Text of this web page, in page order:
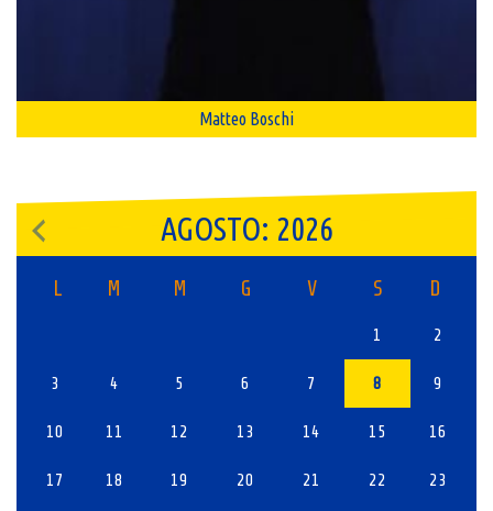
Matteo Boschi
AGOSTO: 2026
L M M G V S D
1 2
3 4 5 6 7 8 9
10 11 12 13 14 15 16
17 18 19 20 21 22 23